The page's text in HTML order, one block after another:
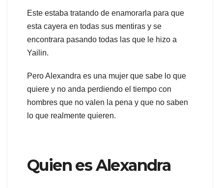
Este estaba tratando de enamorarla para que
esta cayera en todas sus mentiras y se
encontrara pasando todas las que le hizo a
Yailin.
Pero Alexandra es una mujer que sabe lo que
quiere y no anda perdiendo el tiempo con
hombres que no valen la pena y que no saben
lo que realmente quieren.
Quien es Alexandra